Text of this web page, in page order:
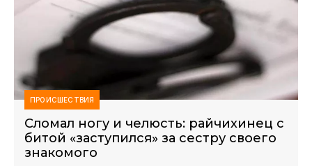
ПРОИСШЕСТВИЯ
Сломал ногу и челюсть: райчихинец с
битой «заступился» за сестру своего
знакомого